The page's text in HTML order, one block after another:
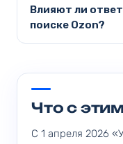
Влияют ли
поиске Ozon?
Что с
С 1 апреля 2026